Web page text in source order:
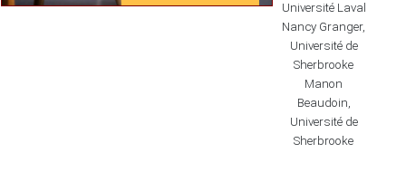
Université Laval
Nancy Granger,
Université de
Sherbrooke
Manon
Beaudoin,
Université de
Sherbrooke